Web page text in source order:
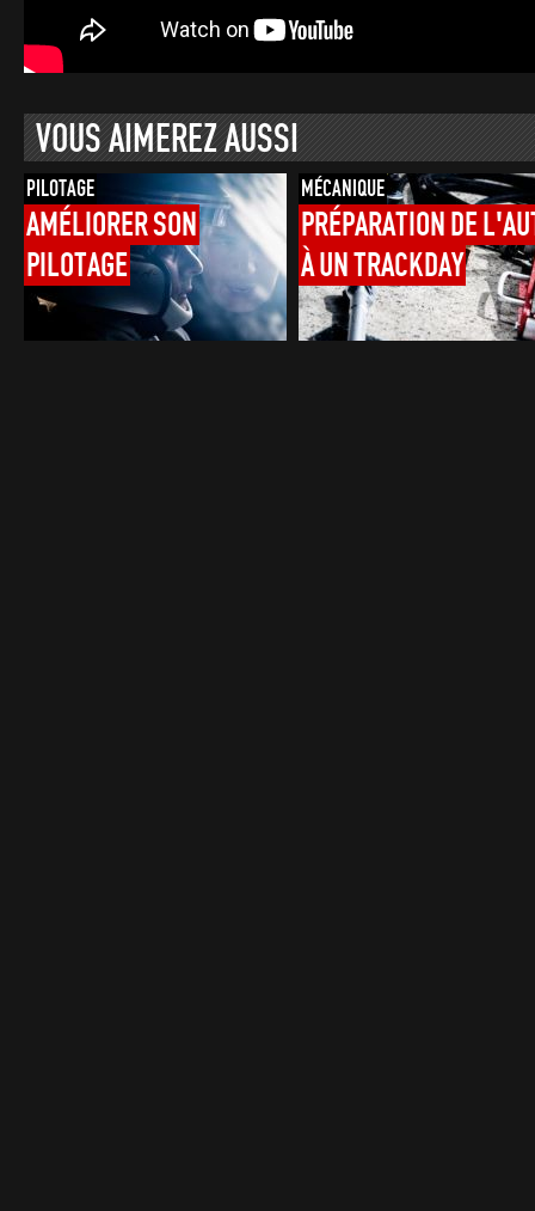
VOUS AIMEREZ AUSSI
PILOTAGE
AMÉLIORERSON
PILOTAGE
MÉCANIQUE
PRÉPARATION DE
ÀUN TRACKDAY